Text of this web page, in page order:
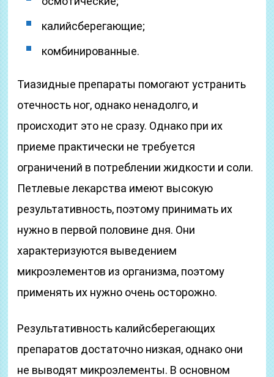
калийсберегающие;
комбинированные.
Тиазидные препараты помогают устранить
отечность ног, однако ненадолго, и
происходит это не сразу. Однако при их
приеме практически не требуется
ограничений в потреблении жидкости и соли.
Петлевые лекарства имеют высокую
результативность, поэтому принимать их
нужно в первой половине дня. Они
характеризуются выведением
микроэлементов из организма, поэтому
применять их нужно очень осторожно.
Результативность калийсберегающих
препаратов достаточно низкая, однако они
не выводят микроэлементы. В основном